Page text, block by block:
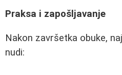
Praksa i zapošljavanje
Nakon završetka obuke,
nudi: